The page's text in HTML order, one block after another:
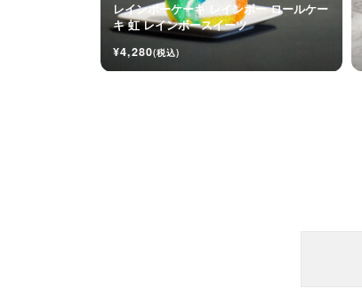
レインボーケーキ レインボー ロールケー
キ 虹 レインボースイーツ
¥4,280(税込)